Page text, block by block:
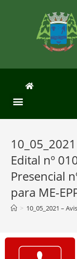
Edital nº
Presencial
para ME-
> 10_05_2021 –